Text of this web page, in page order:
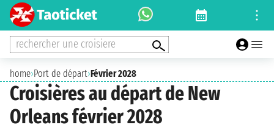
rechercher une croisiere
home›Port de départ›Février 2028
Croisières au départ de New
Orleans février 2028